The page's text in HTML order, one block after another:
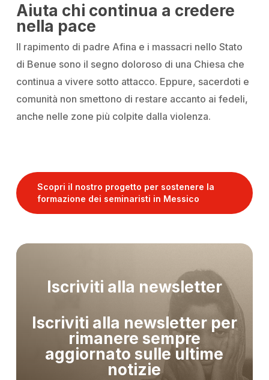
Aiuta chi continua a credere
nella pace
Il rapimento di padre Afina e i massacri nello Stato
di Benue sono il segno doloroso di una Chiesa che
continua a vivere sotto attacco. Eppure, sacerdoti e
comunità non smettono di restare accanto ai fedeli,
anche nelle zone più colpite dalla violenza.
Scopri il nostro progetto per sostenere la
formazione dei seminaristi in Messico
Iscriviti alla newsletter
Iscriviti alla newsletter per
rimanere sempre
aggiornato sulle ultime
notizie